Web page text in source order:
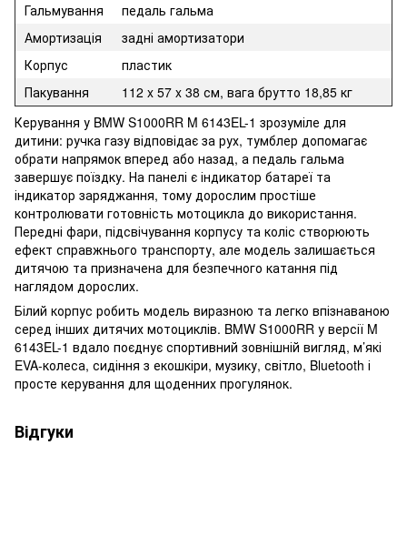
Гальмування
педаль гальма
Амортизація
задні амортизатори
Корпус
пластик
Пакування
112 x 57 x 38 см, вага брутто 18,85 кг
Керування у BMW S1000RR M 6143EL-1 зрозуміле для
дитини: ручка газу відповідає за рух, тумблер допомагає
обрати напрямок вперед або назад, а педаль гальма
завершує поїздку. На панелі є індикатор батареї та
індикатор заряджання, тому дорослим простіше
контролювати готовність мотоцикла до використання.
Передні фари, підсвічування корпусу та коліс створюють
ефект справжнього транспорту, але модель залишається
дитячою та призначена для безпечного катання під
наглядом дорослих.
Білий корпус робить модель виразною та легко впізнаваною
серед інших дитячих мотоциклів. BMW S1000RR у версії M
6143EL-1 вдало поєднує спортивний зовнішній вигляд, м’які
EVA-колеса, сидіння з екошкіри, музику, світло, Bluetooth і
просте керування для щоденних прогулянок.
Відгуки